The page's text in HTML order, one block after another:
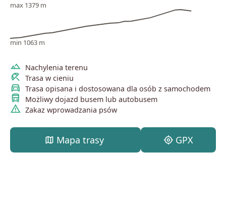
max 1379 m
min 1063 m
terrain Nachylenia terenu
beach_access Trasa w cieniu
directions_car Trasa opisana i dostosowana dla osób z samochodem
directions_bus Możliwy dojazd busem lub autobusem
warning Zakaz wprowadzania psów
map Mapa trasy my_location GPX